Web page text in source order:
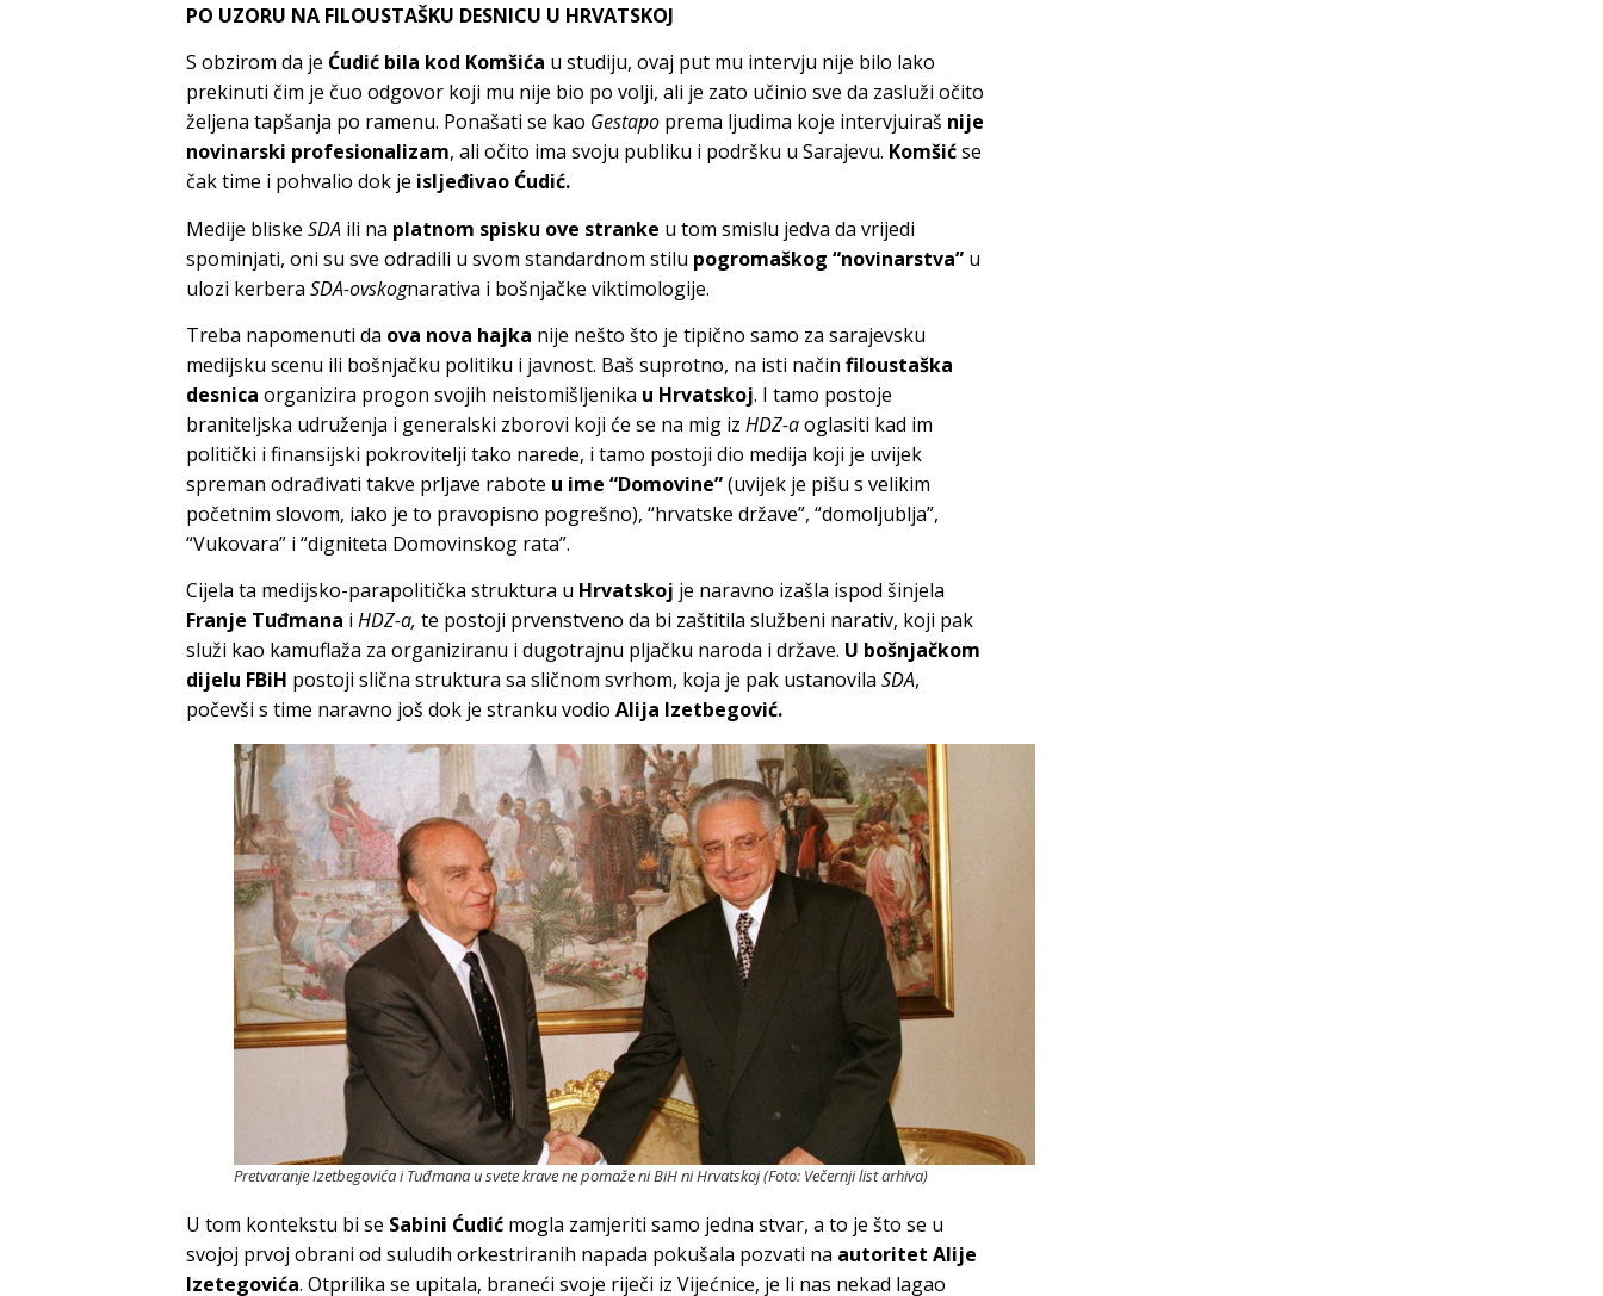
PO UZORU NA FILOUSTAŠKU DESNICU U HRVATSKOJ
S obzirom da je Ćudić bila kod Komšića u studiju, ovaj put mu intervju nije bilo lako
prekinuti čim je čuo odgovor koji mu nije bio po volji, ali je zato učinio sve da zasluži očito
željena tapšanja po ramenu. Ponašati se kao Gestapo prema ljudima koje intervjuiraš nije
novinarski profesionalizam, ali očito ima svoju publiku i podršku u Sarajevu. Komšićse
čak time i pohvalio dok je isljeđivao Ćudić.
Medije bliske SDA ili na platnom spisku ove stranke u tom smislu jedva da vrijedi
spominjati, oni su sve odradili u svom standardnom stilu pogromaškog “novinarstva” u
ulozi kerbera SDA-ovskognarativa i bošnjačke viktimologije.
Treba napomenuti da ova nova hajka nije nešto što je tipično samo za sarajevsku
medijsku scenu ili bošnjačku politiku i javnost. Baš suprotno, na isti način filoustaška
desnica organizira progon svojih neistomišljenika u Hrvatskoj. I tamo postoje
braniteljska udruženja i generalski zborovi koji će se na mig iz HDZ-aoglasiti kad im
politički i finansijski pokrovitelji tako narede, i tamo postoji dio medija koji je uvijek
spreman odrađivati takve prljave rabote u ime “Domovine”(uvijek je pišu s velikim
početnim slovom, iako je to pravopisno pogrešno), “hrvatske države”, “domoljublja”,
“Vukovara” i “digniteta Domovinskog rata”.
Cijela ta medijsko-parapolitička struktura u Hrvatskoj je naravno izašla ispod šinjela
Franje Tuđmana i HDZ-a, te postoji prvenstveno da bi zaštitila službeni narativ, koji pak
služi kao kamuflaža za organiziranu i dugotrajnu pljačku naroda i države. U bošnjačkom
dijelu FBiH postoji slična struktura sa sličnom svrhom, koja je pak ustanovila SDA,
počevši s time naravno još dok je stranku vodio Alija Izetbegović.
Pretvaranje Izetbegovića i Tuđmana u svete krave ne pomaže ni BiH ni Hrvatskoj (Foto: Večernji list arhiva)
U tom kontekstu bi se Sabini Ćudić mogla zamjeriti samo jedna stvar, a to je što se u
svojoj prvoj obrani od suludih orkestriranih napada pokušala pozvati na autoritet Alije
Izetegovića. Otprilika se upitala, braneći svoje riječi iz Vijećnice, je li nas nekad lagao